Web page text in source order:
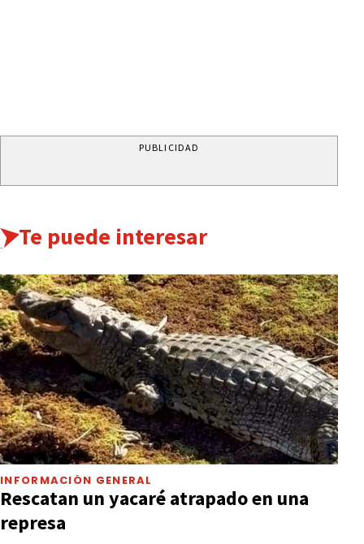
PUBLICIDAD
Te puede interesar
INFORMACIÓN GENERAL
Rescatan un yacaré atrapado en una
represa